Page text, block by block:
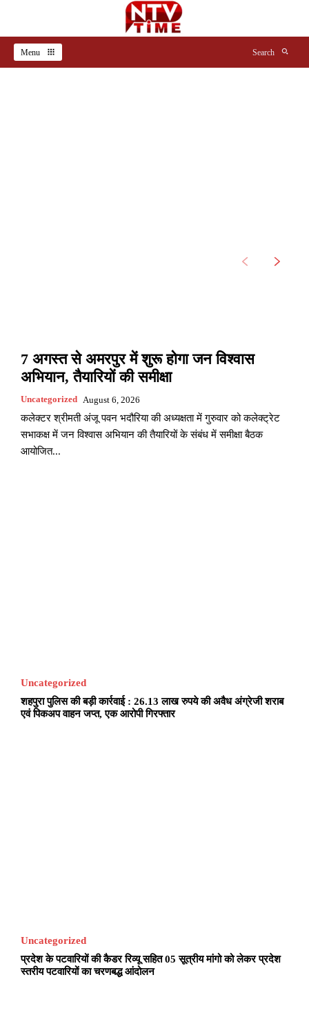
Menu Search
7 अगस्त से अमरपुर में शुरू होगा जन विश्वास
अभियान, तैयारियों की समीक्षा
Uncategorized August 6, 2026
कलेक्टर श्रीमती अंजू पवन भदौरिया की अध्यक्षता में गुरुवार को कलेक्ट्रेट
सभाकक्ष में जन विश्वास अभियान की तैयारियों के संबंध में समीक्षा बैठक
आयोजित...
Uncategorized
शहपुरा पुलिस की बड़ी कार्रवाई : 26.13 लाख रुपये की अवैध अंग्रेजी शराब
एवं पिकअप वाहन जप्त, एक आरोपी गिरफ्तार
Uncategorized
प्रदेश के पटवारियों की कैडर रिव्यू सहित 05 सूत्रीय मांगो को लेकर प्रदेश
स्तरीय पटवारियों का चरणबद्ध आंदोलन